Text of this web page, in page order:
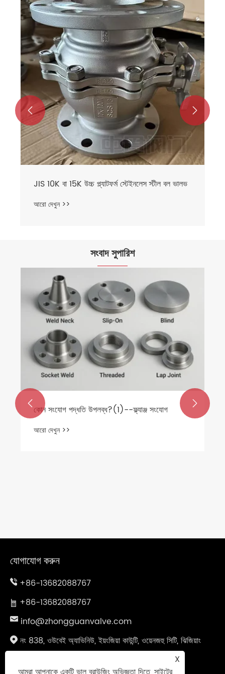
JIS 10K বা 15K উচ্চ প্ল্যাটফর্ম স্টেইনলেস স্টীল বল ভালভ
আরো দেখুন >>
 
সংবাদ সুপারিশ
কোন সংযোগ পদ্ধতি উপলব্ধ?(1)--ফ্ল্যাঞ্জ সংযোগ
আরো দেখুন >>
 
যোগাযোগ করুন
+86-13682088767
+86-13682088767
info@zhongguanvalve.com
নং 838, ওউবেই অ্যাভিনিউ, ইয়ংজিয়া কাউন্টি, ওয়েনজহু সিটি, ঝিজিয়াং
প্রদেশ, চীন
X